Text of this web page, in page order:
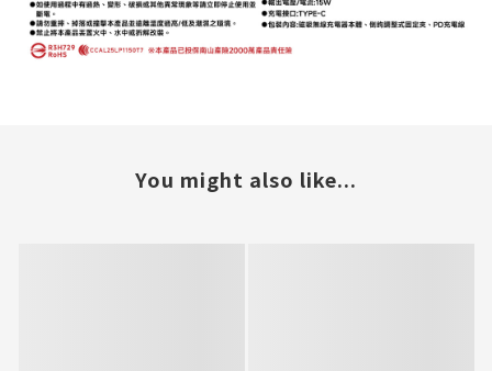
You might also like...